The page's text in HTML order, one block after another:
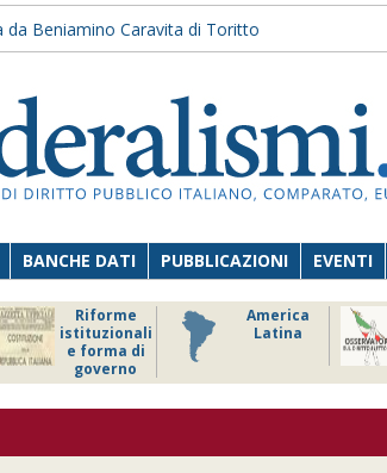
da Beniamino Caravita di Toritto
BANCHE DATI PUBBLICAZIONI EVENTI
Riforme
istituzionali
e forma di
governo
America
Latina